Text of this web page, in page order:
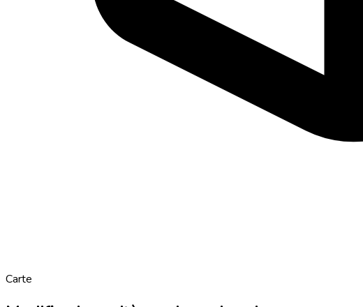
Carte